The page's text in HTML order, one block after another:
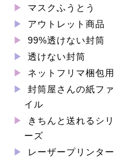
マスクふうとう
アウトレット商品
99%透けない封筒
透けない封筒
ネットフリマ梱包用
封筒屋さんの紙ファ
イル
きちんと送れるシリ
ーズ
レーザープリンター